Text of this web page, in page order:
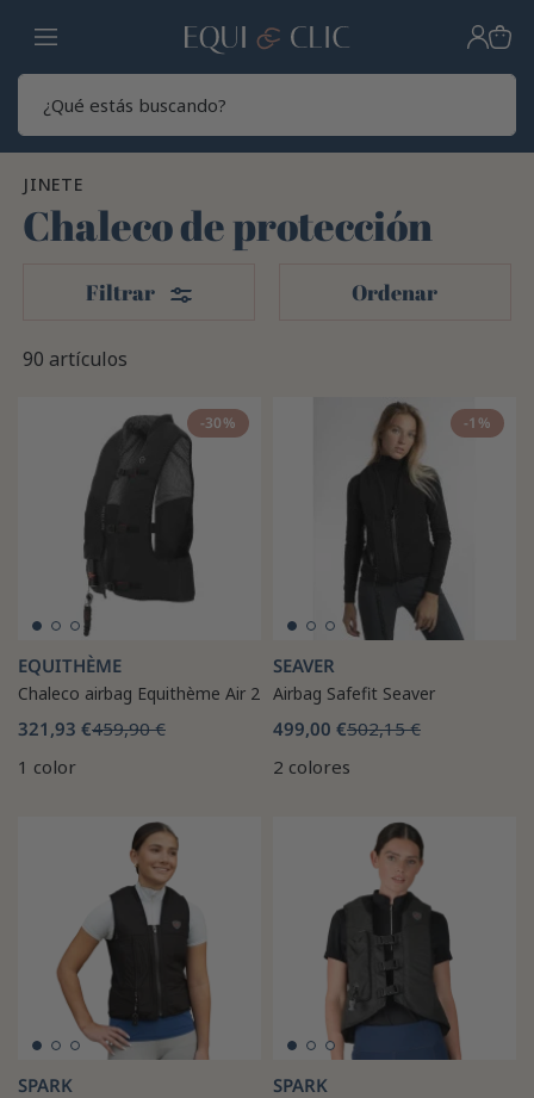
Hogar
JINETE
Chaleco de protección
90 artículos
Filtrar Filtros Ordenar
-30%
EQUITHÈME
Chaleco airbag Equithème Air 2
321,93 €459,90 €
1 color
-1%
SEAVER
Airbag Safefit Seaver
499,00 €502,15 €
2 colores
SPARK SPARK